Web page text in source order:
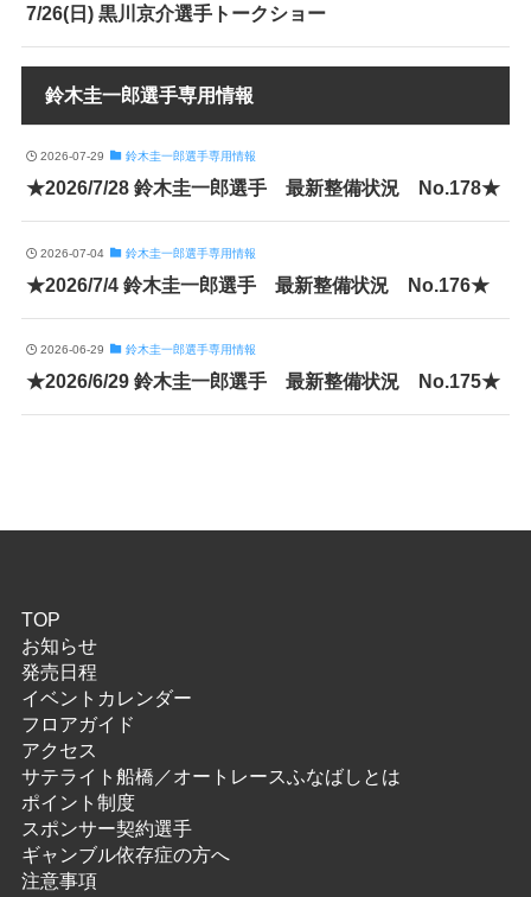
7/26(日) 黒川京介選手トークショー
鈴木圭一郎選手専用情報
2026-07-29 鈴木圭一郎選手専用情報
★2026/7/28 鈴木圭一郎選手 最新整備状況 No.178★
2026-07-04 鈴木圭一郎選手専用情報
★2026/7/4 鈴木圭一郎選手 最新整備状況 No.176★
2026-06-29 鈴木圭一郎選手専用情報
★2026/6/29 鈴木圭一郎選手 最新整備状況 No.175★
TOP
お知らせ
発売日程
イベントカレンダー
フロアガイド
アクセス
サテライト船橋／オートレースふなばしとは
ポイント制度
スポンサー契約選手
ギャンブル依存症の方へ
注意事項